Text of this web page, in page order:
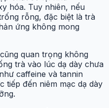
hóa. Tuy nhiên, nếu
rỗng, đặc biệt là trà
ứng không mong
quan trọng không
trà vào lúc dạ dày chưa
caffeine và tannin
tiếp đến niêm mạc dạ dày